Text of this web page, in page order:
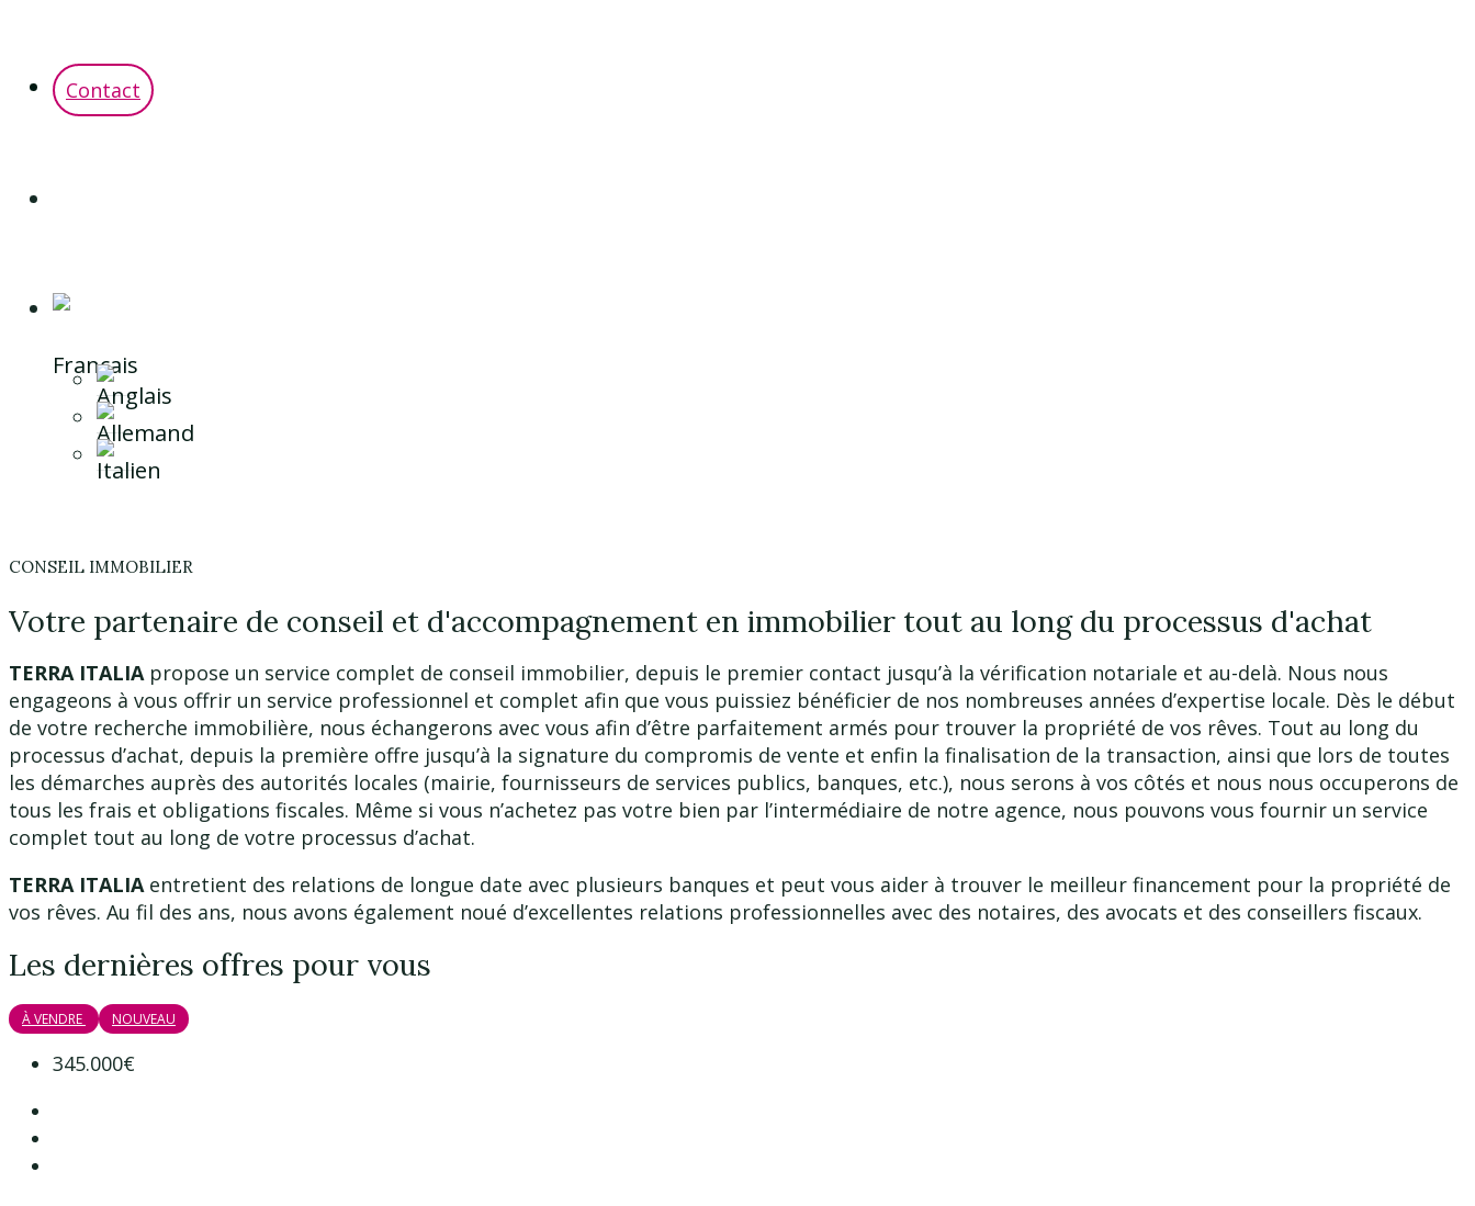
Contact
CONSEIL IMMOBILIER
Votre partenaire de conseil et d'accompagnement en immobilier tout au long du processus d'achat
TERRA ITALIA propose un service complet de conseil immobilier, depuis le premier contact jusqu’à la vérification notariale et au-delà. Nous nous
engageons à vous offrir un service professionnel et complet afin que vous puissiez bénéficier de nos nombreuses années d’expertise locale. Dès le début
de votre recherche immobilière, nous échangerons avec vous afin d’être parfaitement armés pour trouver la propriété de vos rêves. Tout au long du
processus d’achat, depuis la première offre jusqu’à la signature du compromis de vente et enfin la finalisation de la transaction, ainsi que lors de toutes
les démarches auprès des autorités locales (mairie, fournisseurs de services publics, banques, etc.), nous serons à vos côtés et nous nous occuperons de
tous les frais et obligations fiscales. Même si vous n’achetez pas votre bien par l’intermédiaire de notre agence, nous pouvons vous fournir un service
complet tout au long de votre processus d’achat.
TERRA ITALIA entretient des relations de longue date avec plusieurs banques et peut vous aider à trouver le meilleur financement pour la propriété de
vos rêves. Au fil des ans, nous avons également noué d’excellentes relations professionnelles avec des notaires, des avocats et des conseillers fiscaux.
Les dernières offres pour vous
À VENDRE NOUVEAU
345.000€